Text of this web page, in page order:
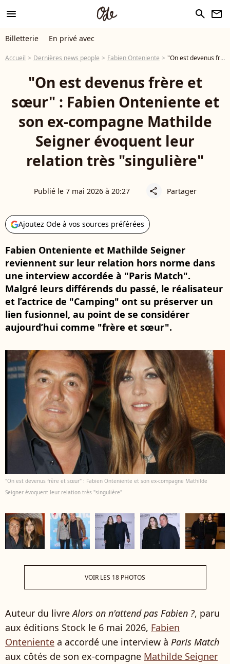
menu search newsletter
Billetterie En privé avec
Accueil Dernières news people Fabien Onteniente "On est devenus frère et sœur" : Fabien Onteniente et son ex-compagne Mathilde Seigner évoquent leur relation très "singulière"
"On est devenus frère et
sœur" : Fabien Onteniente et
son ex-compagne Mathilde
Seigner évoquent leur
relation très "singulière"
Publié le 7 mai 2026 à 20:27 share Partager
Ajoutez Ode à vos sources préférées
Fabien Onteniente et Mathilde Seigner
reviennent sur leur relation hors norme dans
une interview accordée à "Paris Match".
Malgré leurs différends du passé, le réalisateur
et l’actrice de "Camping" ont su préserver un
lien fusionnel, au point de se considérer
aujourd’hui comme "frère et sœur".
"On est devenus frère et sœur" : Fabien Onteniente et son ex-compagne Mathilde
Seigner évoquent leur relation très "singulière"
VOIR LES 18 PHOTOS
Auteur du livreAlors on n'attend pas Fabien ?, paru
aux éditions Stock le 6 mai 2026, Fabien
Onteniente a accordé une interview à Paris Match
aux côtés de son ex-compagne Mathilde Seigner